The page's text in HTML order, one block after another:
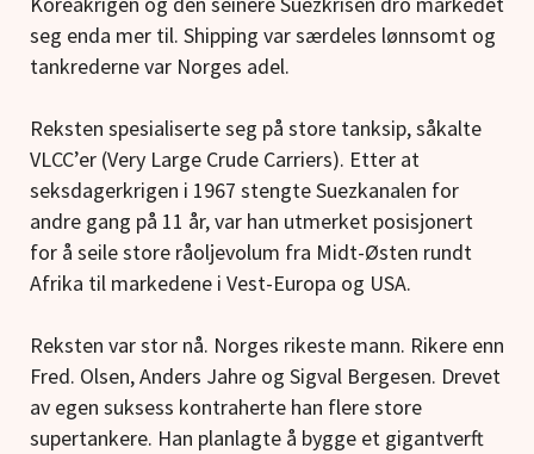
seg enda mer til. Shipping var særdeles lønnsomt og
tankrederne var Norges adel.
Reksten spesialiserte seg på store tanksip, såkalte
VLCC’er (Very Large Crude Carriers). Etter at
seksdagerkrigen i 1967 stengte Suezkanalen for
andre gang på 11 år, var han utmerket posisjonert
for å seile store råoljevolum fra Midt-Østen rundt
Afrika til markedene i Vest-Europa og USA.
Reksten var stor nå. Norges rikeste mann. Rikere enn
Fred. Olsen, Anders Jahre og Sigval Bergesen. Drevet
av egen suksess kontraherte han flere store
supertankere. Han planlagte å bygge et gigantverft